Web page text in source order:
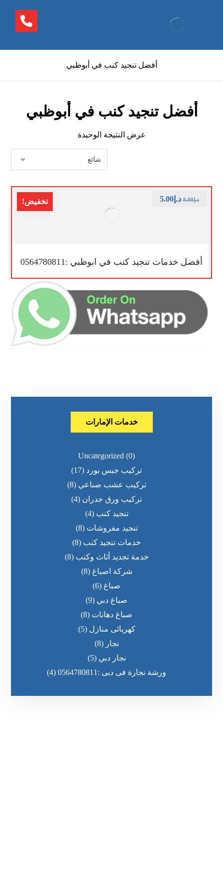
أفضل تنجيد كنب في أبوظبي
أفضل تنجيد كنب في أبوظبي
عرض النتيجة الوحيدة
تخفيض!
أفضل خدمات تنجيد كنب في ابوظبي :0564780811
د.إ8.00 د.إ5.00
خدمات الإمارات
Uncategorized (0)
تركيب جبس بورد (17)
تركيب عشب صناعي (8)
تركيب ورق جدران (4)
تنجيد كنب (4)
تنجيد مفروشات (8)
خدمات تنجيد كنب (8)
خدمة تجديد أثاث وكنب (8)
شركة اصباغ (8)
صباغ (6)
صباغ دبي (9)
صباغ دهانات (8)
كهربائى منازل (5)
نجار (8)
نجار دبي (5)
ورشة نجارة فى دبى :0564780811
(4)